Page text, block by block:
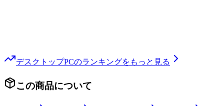
デスクトップPCのランキングをもっと見る
この商品について